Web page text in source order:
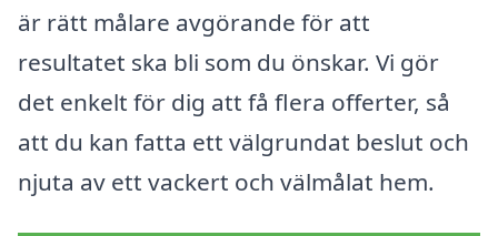
är rätt målare avgörande för att
resultatet ska bli som du önskar. Vi gör
det enkelt för dig att få flera offerter, så
att du kan fatta ett välgrundat beslut och
njuta av ett vackert och välmålat hem.